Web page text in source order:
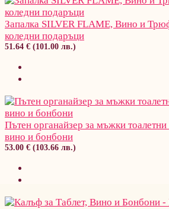
Запалка SILVER FLAME, Вино и
коледни подаръци
51.64 € (101.00 лв.)
Пътен органайзер за мъжки
вино и бонбони
53.00 € (103.66 лв.)